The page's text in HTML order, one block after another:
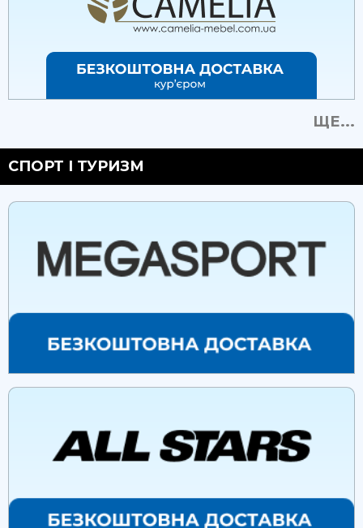
ЩЕ...
СПОРТ І ТУРИЗМ